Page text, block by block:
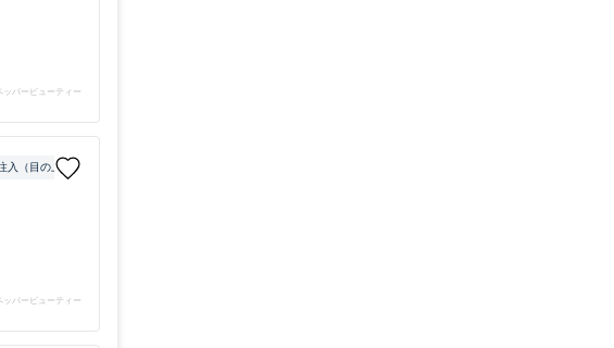
パービューティー
入（目の上）
パービューティー